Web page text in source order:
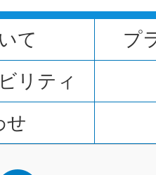
て
プ
リティ
せ